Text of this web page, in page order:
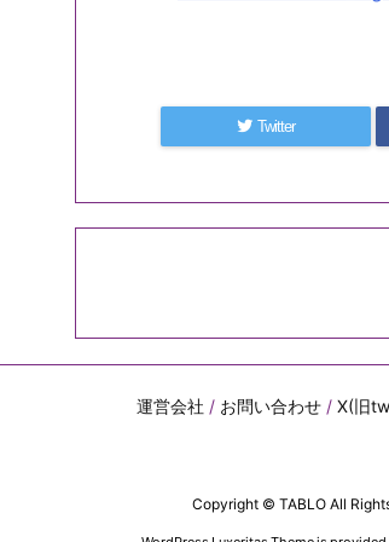
Twitter
運営会社 / お問い合わせ/ X(旧
Copyright © TABLOAll